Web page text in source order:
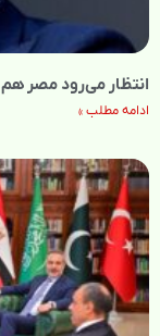
انتظار می‌رود مصر هم
ادامه مطلب »